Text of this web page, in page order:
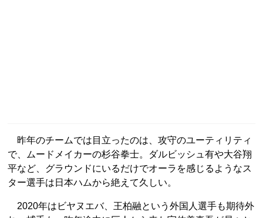
昨年のチームでは目立ったのは、攻守のユーティリティ
で、ムードメイカーの杉谷拳士。ダルビッシュ有や大谷翔
平など、グラウンドにいるだけでオーラを感じるようなス
ター選手は日本ハムから絶えて久しい。
2020年はビヤヌエバ、王柏融という外国人選手も期待外